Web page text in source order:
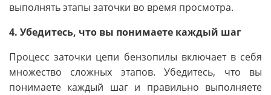
выполнять этапы заточки во время просмотра.
4. Убедитесь, что вы понимаете каждый шаг
Процесс заточки цепи бензопилы включает в себя
множество сложных этапов. Убедитесь, что вы
понимаете каждый шаг и правильно выполняете